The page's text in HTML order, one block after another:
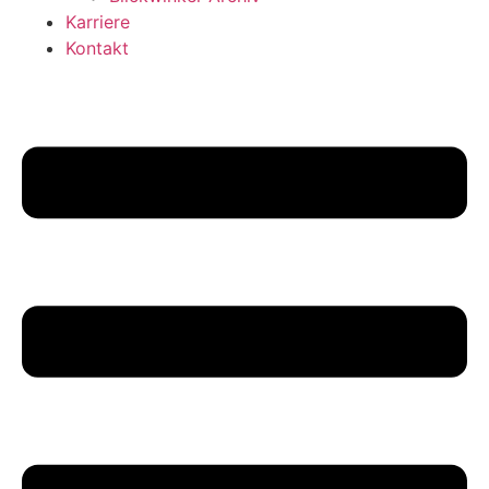
Karriere
Kontakt